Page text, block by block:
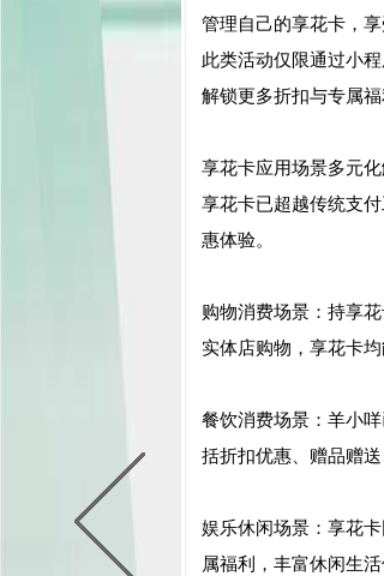
管理自己的享花卡，
此类活动仅限通过小
解锁更多折扣与专属福
享花卡应用场景多元
享花卡已超越传统支
惠体验。
购物消费场景：持享
实体店购物，享花卡
餐饮消费场景：羊小
括折扣优惠、赠品赠
娱乐休闲场景：享花
属福利，丰富休闲生活